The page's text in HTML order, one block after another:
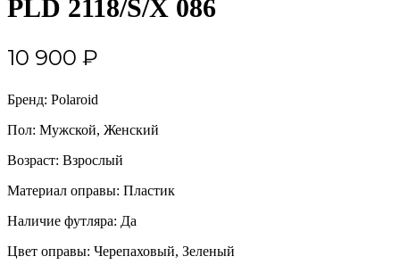
PLD 2118/S/X 086
10 900 ₽
Бренд: Polaroid
Пол: Мужской, Женский
Возраст: Взрослый
Материал оправы: Пластик
Наличие футляра: Да
Цвет оправы: Черепаховый, Зеленый